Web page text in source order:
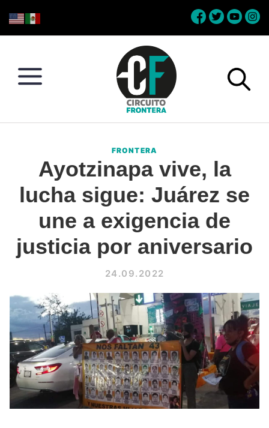
to
to
to
to
Conéctate
la
frontera
FRONTERA
Ayotzinapa vive, la
lucha sigue: Juárez se
une a exigencia de
justicia por aniversario
24.09.2022